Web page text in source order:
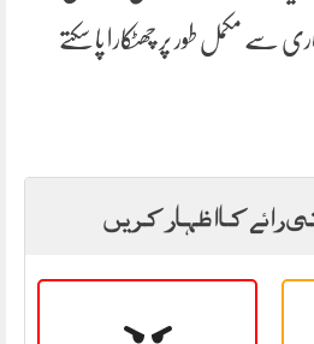
سے مکمل طور پر چھٹکارا پا سکتے
رائے کا اظہار کریں